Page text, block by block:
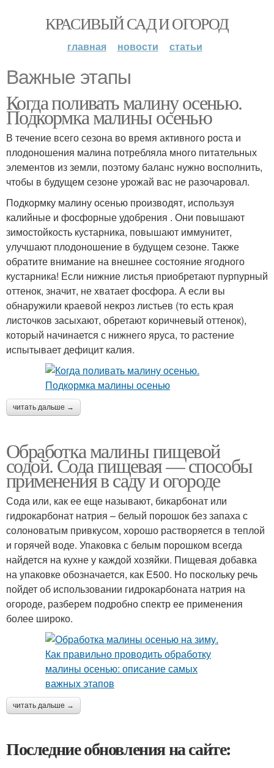
КРАСИВЫЙ САД И ОГОРОД
главная новости статьи
Важные этапы
Когда поливать малину осенью.
Подкормка малины осенью
В течение всего сезона во время активного роста и
плодоношения малина потребляла много питательных
элементов из земли, поэтому баланс нужно восполнить,
чтобы в будущем сезоне урожай вас не разочаровал.
Подкормку малину осенью производят, используя
калийные и фосфорные удобрения . Они повышают
зимостойкость кустарника, повышают иммунитет,
улучшают плодоношение в будущем сезоне. Также
обратите внимание на внешнее состояние ягодного
кустарника! Если нижние листья приобретают пурпурный
оттенок, значит, не хватает фосфора. А если вы
обнаружили краевой некроз листьев (то есть края
листочков засыхают, обретают коричневый оттенок),
который начинается с нижнего яруса, то растение
испытывает дефицит калия.
читать дальше →
Обработка малины пищевой
содой. Сода пищевая — способы
применения в саду и огороде
Сода или, как ее еще называют, бикарбонат или
гидрокарбонат натрия – белый порошок без запаха с
солоноватым привкусом, хорошо растворяется в теплой
и горячей воде. Упаковка с белым порошком всегда
найдется на кухне у каждой хозяйки. Пищевая добавка
на упаковке обозначается, как Е500. Но поскольку речь
пойдет об использовании гидрокарбоната натрия на
огороде, разберем подробно спектр ее применения
более широко.
читать дальше →
Последние обновления на сайте: